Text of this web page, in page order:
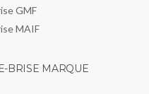
GMF
MAIF
BRISE MARQUE